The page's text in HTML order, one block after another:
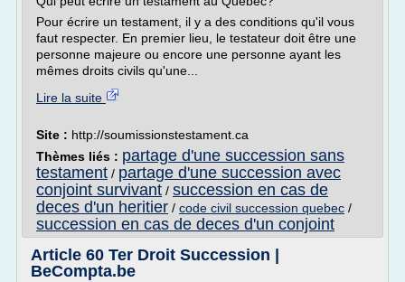
Pour écrire un testament, il y a des conditions qu'il vous
faut respecter. En premier lieu, le testateur doit être une
personne majeure ou encore une personne ayant les
mêmes droits civils qu'une...
Lire la suite
Site : http://soumissionstestament.ca
Thèmes liés : partage d'une succession sans
testament / partage d'une succession avec
conjoint survivant / succession en cas de
deces d'un heritier / code civil succession quebec /
succession en cas de deces d'un conjoint
Article 60 Ter Droit Succession |
BeCompta.be